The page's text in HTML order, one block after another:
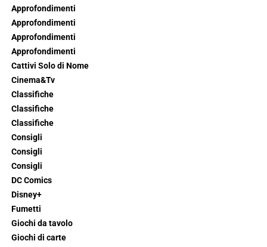
Approfondimenti
Approfondimenti
Approfondimenti
Approfondimenti
Cattivi Solo di Nome
Cinema&Tv
Classifiche
Classifiche
Classifiche
Consigli
Consigli
Consigli
DC Comics
Disney+
Fumetti
Giochi da tavolo
Giochi di carte